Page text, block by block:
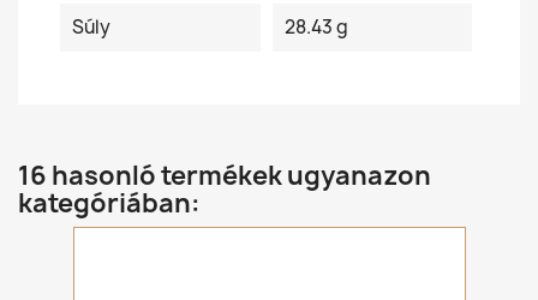
Súly 28.43 g
16 hasonló termékek ugyanazon
kategóriában: